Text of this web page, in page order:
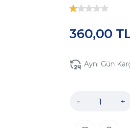
360,00
Aynı Gün
- +